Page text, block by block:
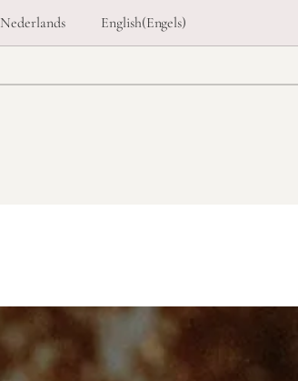
Nederlands English(Engels)